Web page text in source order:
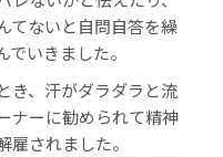
てないと自問自答を繰
いきました。
き、汗がダラダラと流
ナーに勧められて精神
されました。